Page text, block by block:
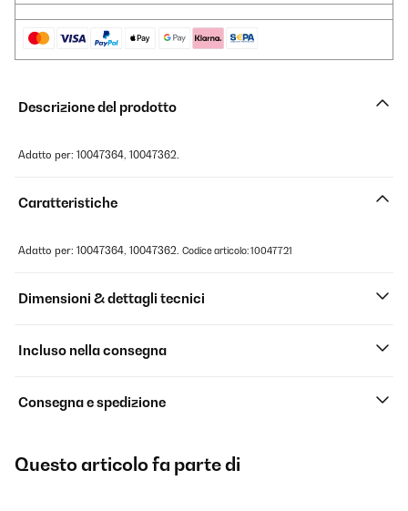
Descrizione del prodotto
Adatto per: 10047364, 10047362.
Caratteristiche
Adatto per: 10047364, 10047362. Codice articolo: 10047721
Dimensioni & dettagli tecnici
Incluso nella consegna
Consegna e spedizione
Questo articolo fa parte di